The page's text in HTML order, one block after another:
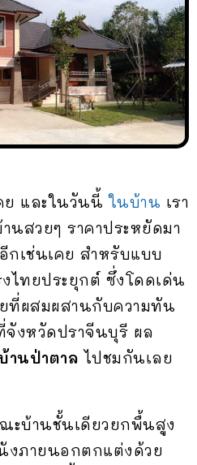
ย และในวันนี้ในบ้าน เรา
นสวยๆ ราคาประหยัดมา
กเช่นเคย สำหรับแบบ
ไทยประยุกต์ ซึ่งโดดเด่น
ที่ผสมผสานกับความทัน
งหวัดปราจีนบุรี ผล
านป่าตาล ไปชมกันเลย
ะบ้านชั้นเดียวยกพื้นสูง
งภายนอกตกแต่งด้วย